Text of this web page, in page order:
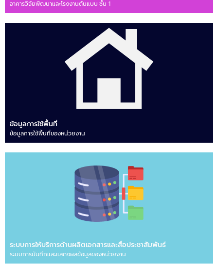
อาคารวิจัยพัฒนาและโรงงานต้นแบบ ชั้น 1
ข้อมูลการใช้พื้นที่
ข้อมูลการใช้พื้นที่ของหน่วยงาน
ระบบการให้บริการด้านผลิตเอกสารและสื่อประชาสัมพันธ์
ระบบการบันทึกและแสดงผลข้อมูลของหน่วยงาน